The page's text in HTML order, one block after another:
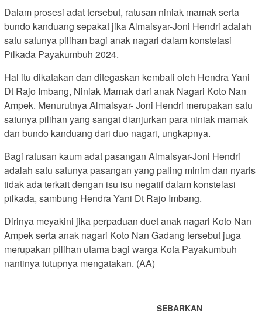
Dalam prosesi adat tersebut, ratusan niniak mamak serta
bundo kanduang sepakat jika Almaisyar-Joni Hendri adalah
satu satunya pilihan bagi anak nagari dalam konstetasi
Pilkada Payakumbuh 2024.
Hal itu dikatakan dan ditegaskan kembali oleh Hendra Yani
Dt Rajo Imbang, Niniak Mamak dari anak Nagari Koto Nan
Ampek. Menurutnya Almaisyar- Joni Hendri merupakan satu
satunya pilihan yang sangat dianjurkan para niniak mamak
dan bundo kanduang dari duo nagari, ungkapnya.
Bagi ratusan kaum adat pasangan Almaisyar-Joni Hendri
adalah satu satunya pasangan yang paling minim dan nyaris
tidak ada terkait dengan isu isu negatif dalam konstelasi
pilkada, sambung Hendra Yani Dt Rajo Imbang.
Dirinya meyakini jika perpaduan duet anak nagari Koto Nan
Ampek serta anak nagari Koto Nan Gadang tersebut juga
merupakan pilihan utama bagi warga Kota Payakumbuh
nantinya tutupnya mengatakan. (AA)
SEBARKAN